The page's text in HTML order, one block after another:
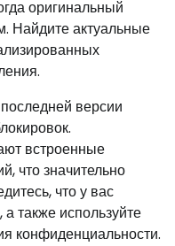
оригинальный
Найдите актуальные
версии
встроенные
что значительно
что у вас
также используйте
конфиденциальности.